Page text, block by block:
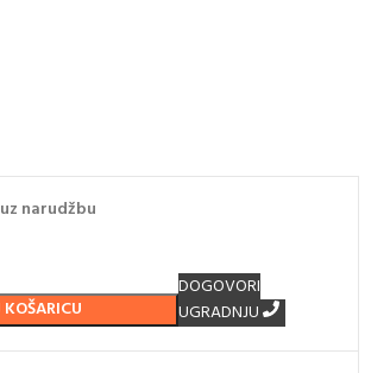
narudžbu
DOGOVORI
UGRADNJU